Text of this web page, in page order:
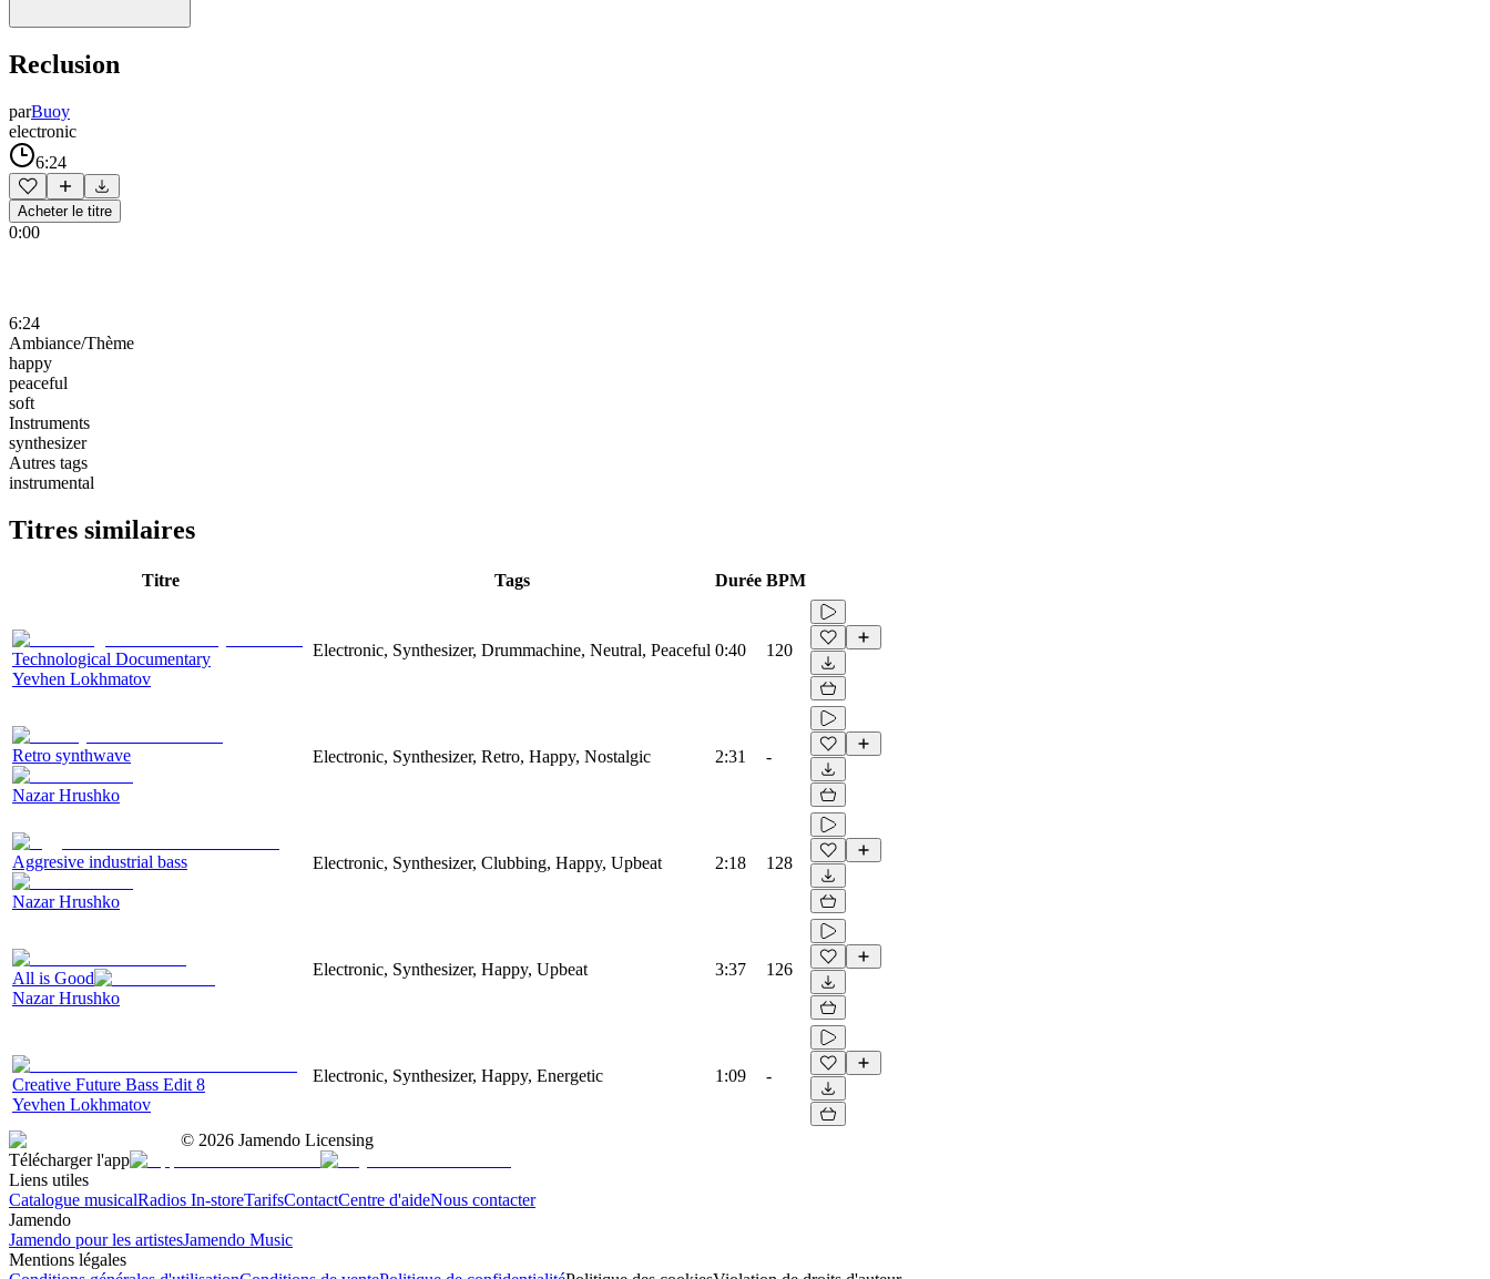
Reclusion
parBuoy
electronic
6:24
Acheter le titre
0:00
6:24
Ambiance/Thème
happy
peaceful
soft
Instruments
synthesizer
Autres tags
instrumental
Titres similaires
Titre Tags Durée BPM
Technological Documentary
Yevhen Lokhmatov
Electronic, Synthesizer, Drummachine, Neutral, Peaceful 0:40 120
Retro synthwave
Nazar Hrushko
Electronic, Synthesizer, Retro, Happy, Nostalgic 2:31 -
Aggresive industrial bass
Nazar Hrushko
Electronic, Synthesizer, Clubbing, Happy, Upbeat 2:18 128
All is Good
Nazar Hrushko
Electronic, Synthesizer, Happy, Upbeat 3:37 126
Creative Future Bass Edit 8
Yevhen Lokhmatov
Electronic, Synthesizer, Happy, Energetic 1:09 -
© 2026 Jamendo Licensing
Télécharger l'app
Liens utiles
Catalogue musicalRadios In-storeTarifsContactCentre d'aideNous contacter
Jamendo
Jamendo pour les artistesJamendo Music
Mentions légales